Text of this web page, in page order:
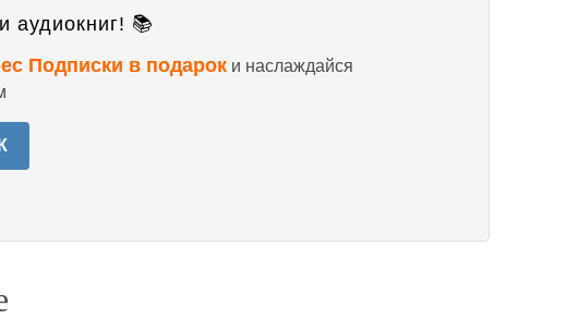
аудиокниг! 📚
Подписки в подарок и наслаждайся